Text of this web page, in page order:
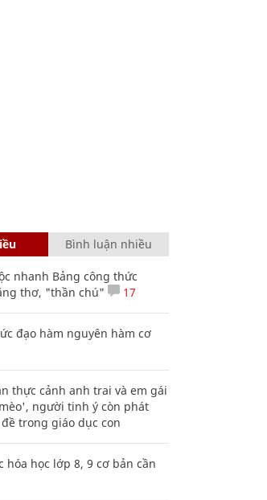
Bình luận nhiều
nhanh Bảng công thức
thơ, "thần chú"
17
đạo hàm nguyên hàm cơ
thực cảnh anh trai và em gái
người tinh ý còn phát
trong giáo dục con
hóa học lớp 8, 9 cơ bản cần